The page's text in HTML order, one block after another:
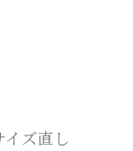
イズ直し